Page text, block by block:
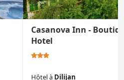
Casanova Inn -
Hotel
Hôtelà Dilijan